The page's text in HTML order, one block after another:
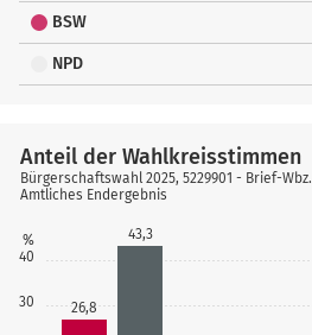
BSW
NPD
30
40
%
26,8
43,3
Anteil der Wahlkreisstimmen
Bürgerschaftswahl 2025, 5229901 - Brief-Wbz.
Amtliches Endergebnis